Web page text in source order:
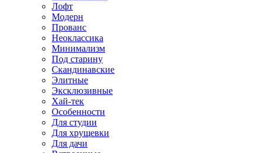
Лофт
Модерн
Прованс
Неоклассика
Минимализм
Под старину
Скандинавские
Элитные
Эксклюзивные
Хай-тек
Особенности
Для студии
Для хрущевки
Для дачи